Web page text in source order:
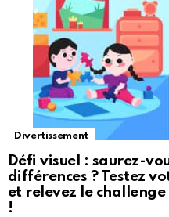
Divertissement
Défi visuel : saurez-
différences ? Testez
et relevez le challenge
!